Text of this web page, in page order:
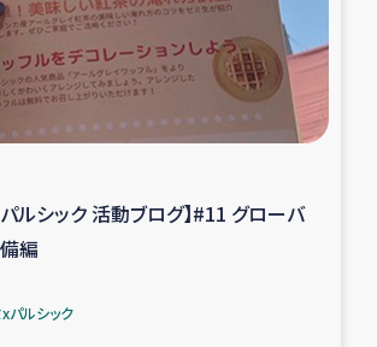
ルシック 活動ブログ】#11 グローバ
編
パルシック